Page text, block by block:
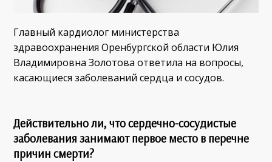
Главный кардиолог министерства
здравоохранения Оренбургской области Юлия
Владимировна Золотова ответила на вопросы,
касающиеся заболеваний сердца и сосудов.
Действительно ли, чтосердечно-сосудистые
заболевания занимают первое место в перечне
причин смерти?